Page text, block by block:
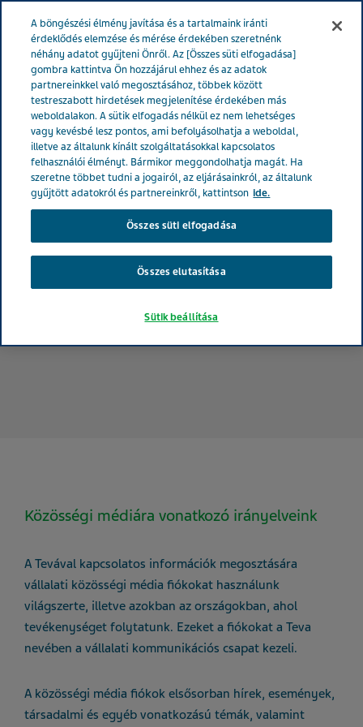
Magyarország Hírek és média Kövessen minket
Kövessen minket a
legfrissebb hírekért
Közösségi médiára vonatkozó irányelveink
A Tevával kapcsolatos információk megosztására
vállalati közösségi média fiókokat használunk
világszerte, illetve azokban az országokban, ahol
tevékenységet folytatunk. Ezeket a fiókokat a Teva
nevében a vállalati kommunikációs csapat kezeli.
A közösségi média fiókok elsősorban hírek, események,
társadalmi és egyéb vonatkozású témák, valamint
A böngészési élmény javítása és a tartalmaink iránti
érdeklődés elemzése és mérése érdekében szeretnénk
néhány adatot gyűjteni Önről. Az [Összes süti elfogadása]
gombra kattintva Ön hozzájárul ehhez és az adatok
partnereinkkel való megosztásához, többek között
testreszabott hirdetések megjelenítése érdekében más
weboldalakon. A sütik elfogadás nélkül ez nem lehetséges
vagy kevésbé lesz pontos, ami befolyásolhatja a weboldal,
illetve az általunk kínált szolgáltatásokkal kapcsolatos
felhasználói élményt. Bármikor meggondolhatja magát. Ha
szeretne többet tudni a jogairól, az eljárásainkról, az általunk
gyűjtött adatokról és partnereinkről, kattintson ide.
Összes süti elfogadása
Összes elutasítása
Sütik beállítása